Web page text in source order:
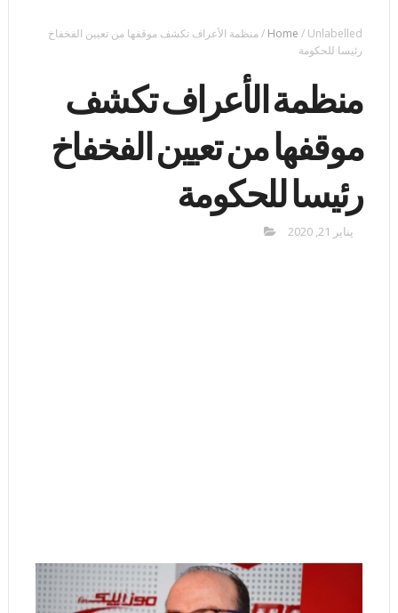
Home / Unlabelled
/منظمة الأعراف تكشف موقفها من تعيين الفخفاخ
رئيسا للحكومة
منظمة الأعراف تكشف
موقفها من تعيين الفخفاخ
رئيسا للحكومة
يناير 21, 2020